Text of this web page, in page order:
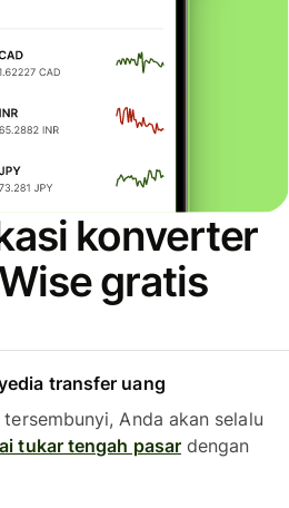
konverter
gratis
transfer uang
Anda akan selalu
tukar tengah pasardengan